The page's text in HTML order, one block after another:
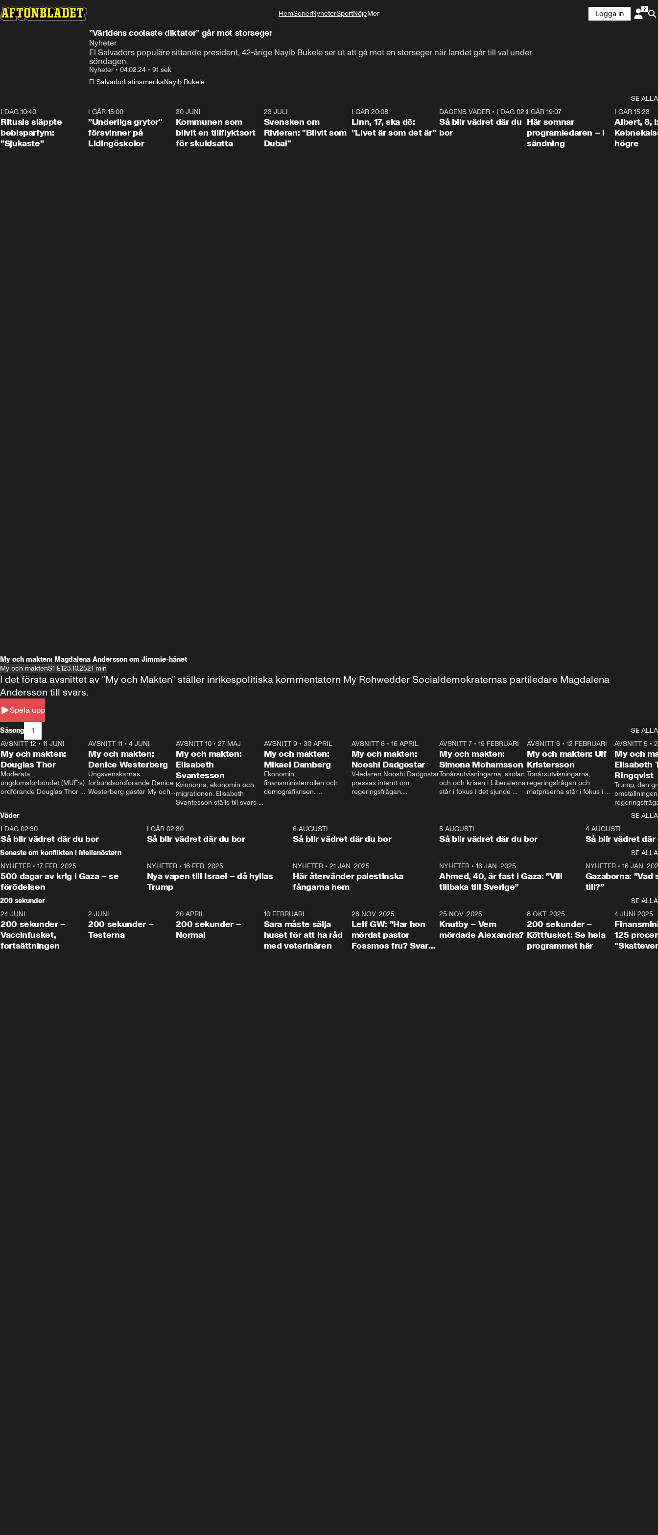
HemSerierNyheterSportNöjeMer
Logga in
”Världens coolaste diktator” går mot storseger
Nyheter
El Salvadors populäre sittande president, 42-årige Nayib Bukele ser ut att gå mot en storseger när landet går till val under
söndagen.
Nyheter • 04.02.24 • 91 sek
El SalvadorLatinamerikaNayib Bukele
SE ALLA
I DAG 10:40
Rituals släppte
bebisparfym:
”Sjukaste”
1:07
I GÅR 15:00
”Underliga grytor"
försvinner på
Lidingöskolor
30 JUNI
Kommunen som
blivit en tillflyktsort
för skuldsatta
23 JULI
Svensken om
Rivieran: "Blivit som
Dubai"
I GÅR 20:08
Linn, 17, ska dö:
”Livet är som det är”
1:06
DAGENS VÄDER• I DAG 02:30
Så blir vädret där du
bor
I GÅR 19:07
Här somnar
programledaren – i
sändning
I GÅR 15:23
Albert, 8,
högre
My och makten: Magdalena Andersson om Jimmie-hånet
My och maktenS1 E123.10.2521 min
Spela upp
I det första avsnittet av ”My och Makten” ställer inrikespolitiska kommentatorn My Rohwedder Socialdemokraternas partiledare Magdalena
Andersson till svars.
Säsong 1
SE ALLA
26:27
AVSNITT 12 • 11 JUNI
My och makten:
Douglas Thor
Moderata
ungdomsförbundet (MUF:s)
ordförande Douglas Thor
tonårsutvisningarna och hur
Moderaterna ska locka
väljare till valet i höst.
23:40
AVSNITT 11 •4 JUNI
My och makten:
Denice Westerberg
Ungsvenskarnas
förbundsordförande Denice
Westerberg gästar My och
AVSNITT 10 •27 MAJ
My och makten:
Elisabeth
Svantesson
Kvinnorna, ekonomin och
migrationen. Elisabeth
Svantesson ställs till svars
AVSNITT 9• 30 APRIL
My och makten:
Mikael Damberg
Ekonomin,
finansministerrollen och
demografikrisen.
och Makten.
AVSNITT 8• 16 APRIL
My och makten:
Nooshi Dadgostar
V-ledaren Nooshi Dadgostar
pressas internt om
regeringsfrågan.
– Vi ställer upp i val. Ska vi
vara med så sitter vi förstås
24:30
AVSNITT 7• 19 FEBRUARI
My och makten:
Simona Mohamsson
Tonårsutvisningarna, skolan
och och krisen i Liberalerna
står i fokus i det sjunde
kommentator My
Rohwedder ställer
utbildnings- och
Mohamsson till svars.
27:30
AVSNITT 6 •12 FEBRUARI
My och makten: Ulf
Kristersson
Tonårsutvisningarna,
regeringsfrågan och
matpriserna står i fokus i
Rohwedder ställer
statsminister Ulf Kristersson
AVSNITT 5 •
My och
Elisabeth
Ringqvist
Trump, den
centrum i
avsnittet av
Makten”. Se
Aftonbladets
Rohwedder
Thand Ring
Väder
SE ALLA
I DAG 02:30
Så blir vädret där du bor
1:06
I GÅR 02:30
Så blir vädret där du bor
6 AUGUSTI
Så blir vädret där du bor
5 AUGUSTI
Så blir vädret där du bor
4 AUGUSTI
Så blir vädret där
Senaste om konflikten i Mellanöstern
SE ALLA
NYHETER • 17 FEB. 2025
500 dagar av krig i Gaza – se
förödelsen
NYHETER• 16 FEB. 2025
Nya vapen till Israel – då hyllas
Trump
NYHETER •21 JAN. 2025
Här återvänder palestinska
fångarna hem
NYHETER• 16 JAN. 2025
Ahmed, 40, är fast i Gaza: ”Vill
tillbaka till Sverige”
NYHETER• 16 JAN.
Gazaborna:
till?”
200 sekunder
SE ALLA
5:00
24 JUNI
200 sekunder –
Vaccinfusket,
fortsättningen
4:23
2 JUNI
200 sekunder –
Testerna
20 APRIL
200 sekunder –
Normal
10 FEBRUARI
Sara måste sälja
huset för att ha råd
med veterinären
26 NOV. 2025
Leif GW: ”Har hon
mördat pastor
Fossmos fru? Svar
31:05
25 NOV. 2025
Knutby – Vem
mördade Alexandra?
4:29
8 OKT. 2025
200 sekunder –
Köttfusket: Se hela
programmet här
4 JUNI 2025
125